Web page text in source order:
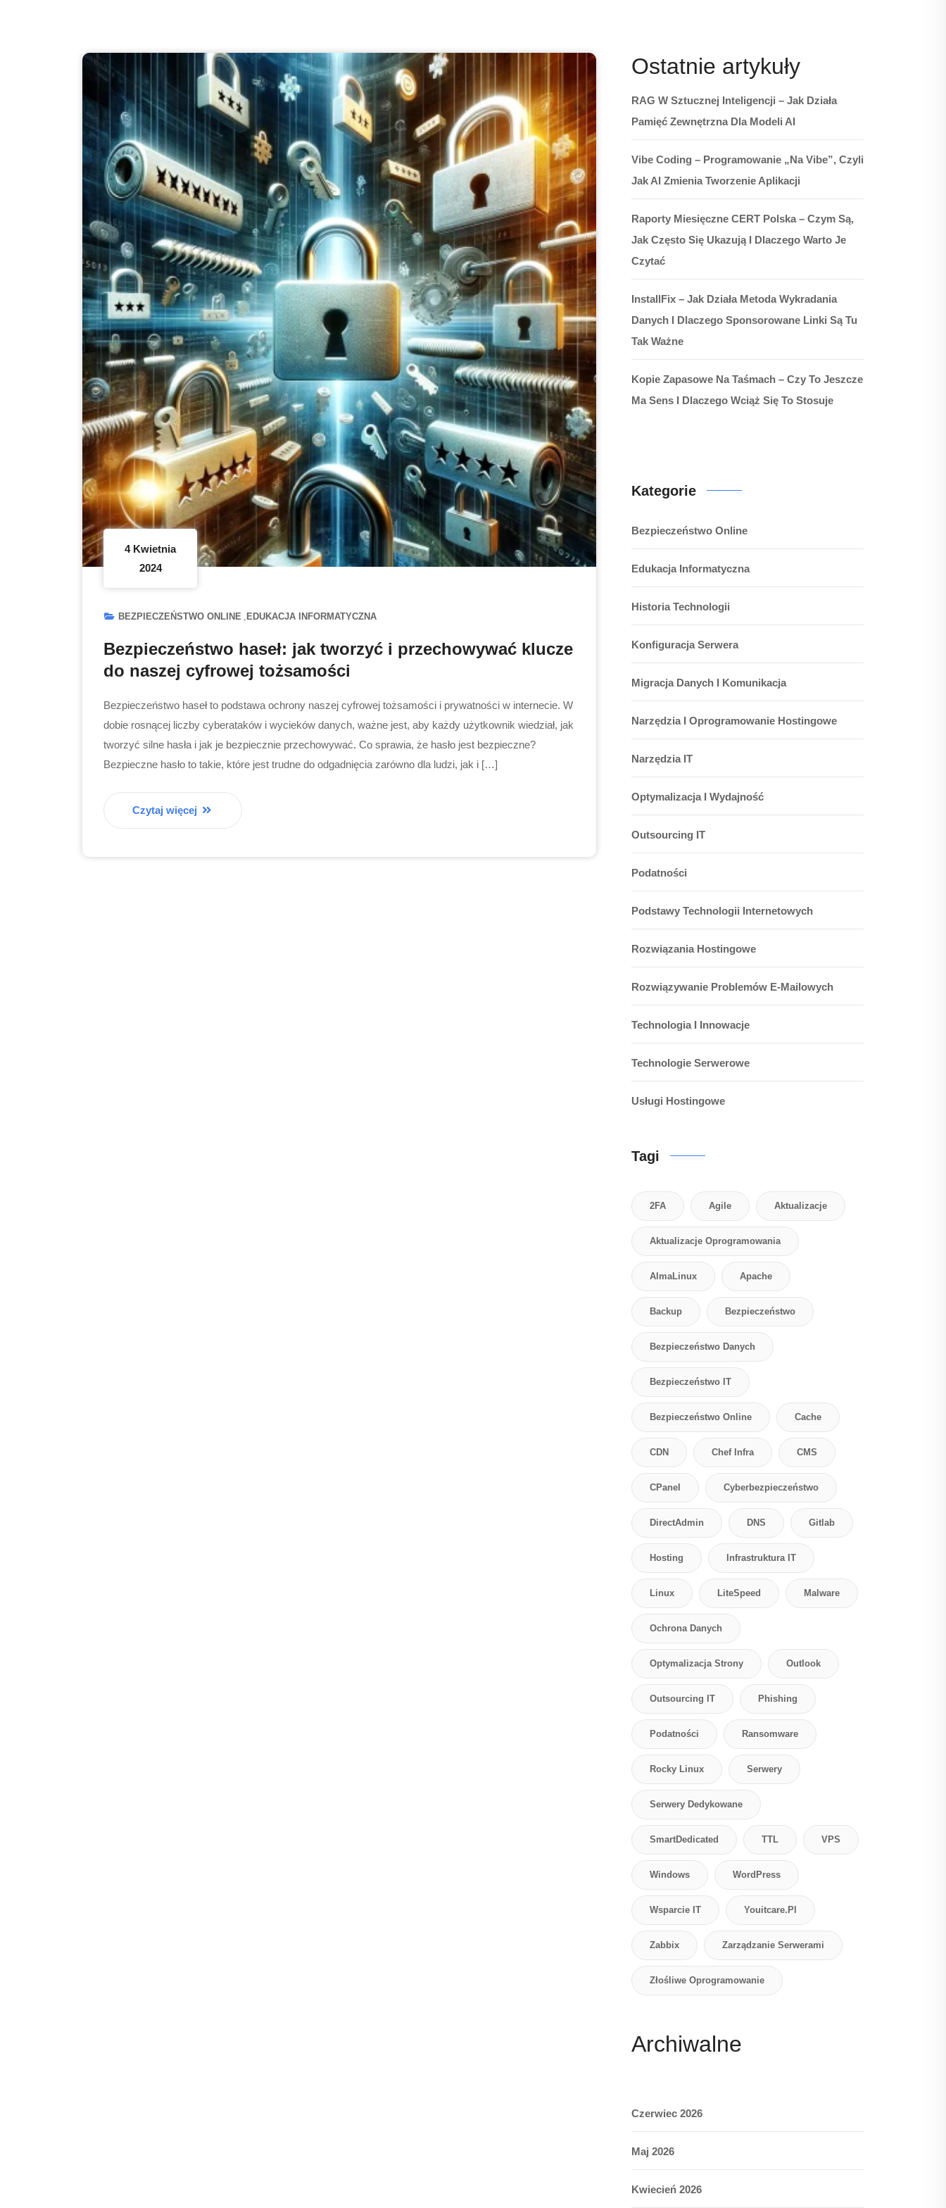
4 Kwietnia
2024
BEZPIECZEŃSTWO ONLINE EDUKACJA INFORMATYCZNA
Bezpieczeństwo haseł: jak tworzyć i przechowywać klucze
do naszej cyfrowej tożsamości
Bezpieczeństwo haseł to podstawa ochrony naszej cyfrowej tożsamości i prywatności w internecie. W
dobie rosnącej liczby cyberataków i wycieków danych, ważne jest, aby każdy użytkownik wiedział, jak
tworzyć silne hasła i jak je bezpiecznie przechowywać. Co sprawia, że hasło jest bezpieczne?
Bezpieczne hasło to takie, które jest trudne do odgadnięcia zarówno dla ludzi, jak i […]
Czytaj więcej
Ostatnie artykuły
RAG W Sztucznej Inteligencji – Jak Działa
Pamięć Zewnętrzna Dla Modeli AI
Vibe Coding – Programowanie „na Vibe”, Czyli
Jak AI Zmienia Tworzenie Aplikacji
Raporty Miesięczne CERT Polska – Czym Są,
Jak Często Się Ukazują I Dlaczego Warto Je
Czytać
InstallFix – Jak Działa Metoda Wykradania
Danych I Dlaczego Sponsorowane Linki Są Tu
Tak Ważne
Kopie Zapasowe Na Taśmach – Czy To Jeszcze
Ma Sens I Dlaczego Wciąż Się To Stosuje
Kategorie
Bezpieczeństwo Online
Edukacja Informatyczna
Historia Technologii
Konfiguracja Serwera
Migracja Danych I Komunikacja
Narzędzia I Oprogramowanie Hostingowe
Narzędzia IT
Optymalizacja I Wydajność
Outsourcing IT
Podatności
Podstawy Technologii Internetowych
Rozwiązania Hostingowe
Rozwiązywanie Problemów E-Mailowych
Technologia I Innowacje
Technologie Serwerowe
Usługi Hostingowe
Tagi
2FA Agile Aktualizacje
Aktualizacje Oprogramowania
AlmaLinux Apache
Backup Bezpieczeństwo
Bezpieczeństwo Danych
Bezpieczeństwo IT
Bezpieczeństwo Online Cache
CDN Chef Infra CMS
CPanel Cyberbezpieczeństwo
DirectAdmin DNS Gitlab
Hosting Infrastruktura IT
Linux LiteSpeed Malware
Ochrona Danych
Optymalizacja Strony Outlook
Outsourcing IT Phishing
Podatności Ransomware
Rocky Linux Serwery
Serwery Dedykowane
SmartDedicated TTL VPS
Windows WordPress
Wsparcie IT Youitcare.pl
Zabbix Zarządzanie Serwerami
Złośliwe Oprogramowanie
Archiwalne
Czerwiec 2026
Maj 2026
Kwiecień 2026